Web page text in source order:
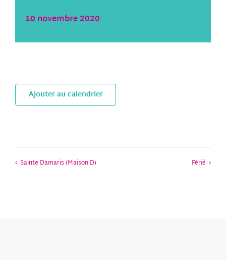
10 novembre 2020
Ajouter au calendrier
Sainte Damaris (Maison D) Férié